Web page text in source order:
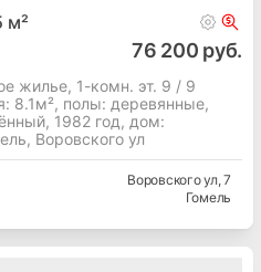
м²
76 200 руб.
жилье, 1-комн. эт. 9 / 9
8.1м², полы: деревянные,
1982 год, дом:
Воровского ул
Воровского ул, 7
Гомель